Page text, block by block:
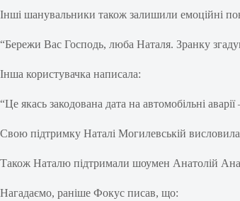
Інші шанувальники також залишили емоційні
“Бережи Вас Господь, люба Наталя. Зранку
Інша користувачка написала:
“Це якась закодована дата на автомобільні
Свою підтримку Наталі Могилевській
Також Наталю підтримали шоумен Анатолій
Нагадаємо, раніше Фокус писав, що: